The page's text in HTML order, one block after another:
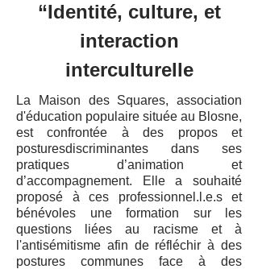
“Identité, culture, et
interaction
interculturelle
La Maison des Squares, association
d'éducation populaire située au Blosne,
est confrontée à des propos et
posturesdiscriminantes dans ses
pratiques d’animation et
d’accompagnement. Elle a souhaité
proposé à ces professionnel.l.e.s et
bénévoles une formation sur les
questions liées au racisme et à
l'antisémitisme afin de réfléchir à des
postures communes face à des